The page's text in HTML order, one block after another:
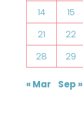
14
15
21
22
28
29
« Mar Sep »